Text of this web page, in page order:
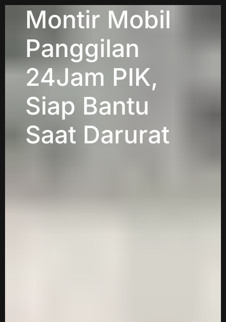
Montir Mobil
Panggilan
24Jam PIK,
Siap Bantu
Saat Darurat